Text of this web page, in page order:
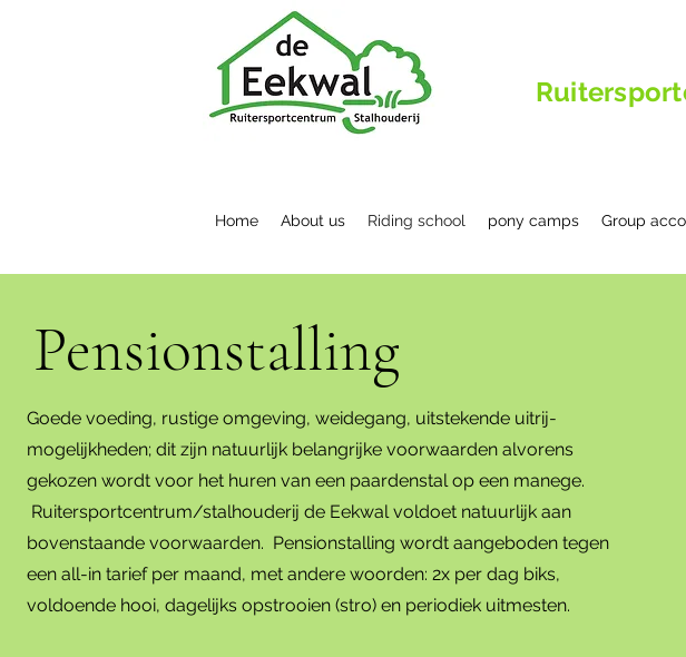
Home About us Riding school pony camps Group
Pensionstalling
Goede voeding, rustige omgeving, weidegang, uitstekende uitrij-
mogelijkheden; dit zijn natuurlijk belangrijke voorwaarden alvorens
gekozen wordt voor het huren van een paardenstal op een manege.
Ruitersportcentrum/stalhouderij de Eekwal voldoet natuurlijk aan
bovenstaande voorwaarden. Pensionstalling wordt aangeboden tegen
een all-in tarief per maand, met andere woorden: 2x per dag biks,
voldoende hooi, dagelijks opstrooien (stro) en periodiek uitmesten.